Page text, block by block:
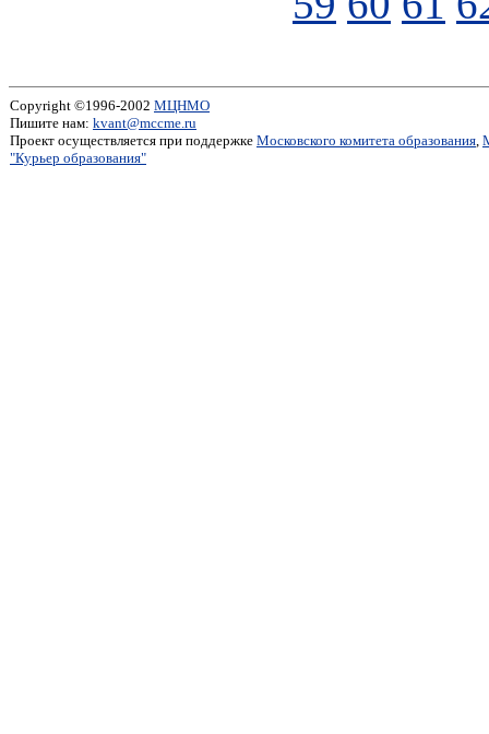
Copyright ©1996-2002 МЦНМО
Пишите нам: kvant@mccme.ru
Проект осуществляется при поддержке Московского комитета образования,
"Курьер образования"